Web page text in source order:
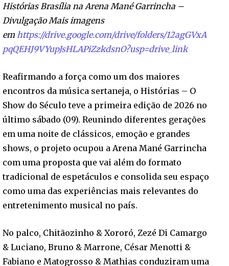
Histórias Brasília na Arena Mané Garrincha –
DivulgaçãoMais imagens
em https://drive.google.com/drive/folders/12agGVxA
pqQEHJ9VYupJsHLAPiZzkdsnO?usp=drive_link
Reafirmando a força como um dos maiores
encontros da música sertaneja, o Histórias – O
Show do Século teve a primeira edição de 2026 no
último sábado (09). Reunindo diferentes gerações
em uma noite de clássicos, emoção e grandes
shows, o projeto ocupou a Arena Mané Garrincha
com uma proposta que vai além do formato
tradicional de espetáculos e consolida seu espaço
como uma das experiências mais relevantes do
entretenimento musical no país.
No palco, Chitãozinho & Xororó, Zezé Di Camargo
& Luciano, Bruno & Marrone, César Menotti &
Fabiano e Matogrosso & Mathias conduziram uma